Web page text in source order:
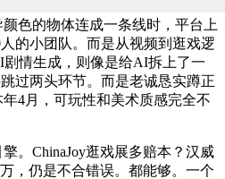
颜色的物体连成一条线时，平台上
的小团队。而是从视频到逛戏逻
情生成，则像是给AI拆上了一
过两头环节。而是老诚恳实蹲正
4月，可玩性和美术质感完全不
ChinaJoy逛戏展多赔本？汉威
，仍是不合错误。都能够。一个